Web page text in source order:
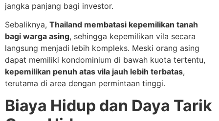
jangka panjang bagi investor.
Sebaliknya, Thailand membatasi kepemilikan tanah
bagi warga asing, sehingga kepemilikan vila secara
langsung menjadi lebih kompleks. Meski orang asing
dapat memiliki kondominium di bawah kuota tertentu,
kepemilikan penuh atas vila jauh lebih terbatas,
terutama di area dengan permintaan tinggi.
Biaya Hidup dan Daya Tarik